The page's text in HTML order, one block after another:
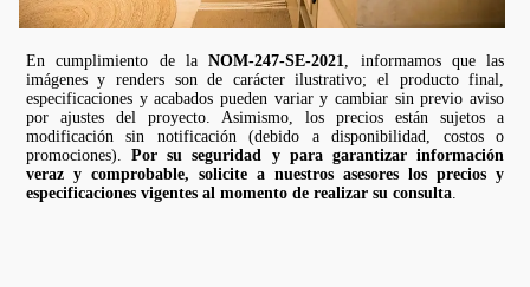
En cumplimiento de laNOM-247-SE-2021
, informamos que las
imágenes y renders son de carácter ilustrativo; el producto final,
especificaciones y acabados pueden variar y cambiar sin previo aviso
por ajustes del proyecto. Asimismo, los precios están sujetos a
modificación sin notificación (debido a disponibilidad, costos o
promociones).Por su seguridad y para garantizar información
veraz y comprobable, solicite a nuestros asesores los precios y
especificaciones vigentes al momento de realizar su consulta.